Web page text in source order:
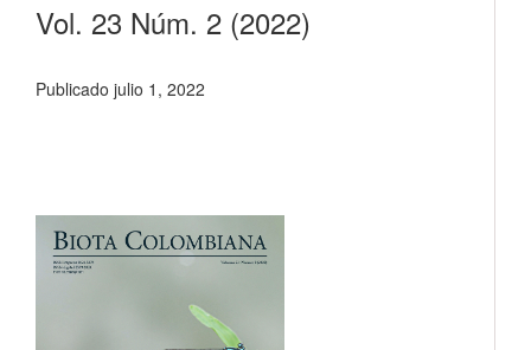
Vol. 23 Núm. 2 (2022)
Publicado julio 1, 2022